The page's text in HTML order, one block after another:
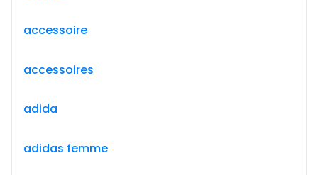
accessoire
accessoires
adida
adidas femme